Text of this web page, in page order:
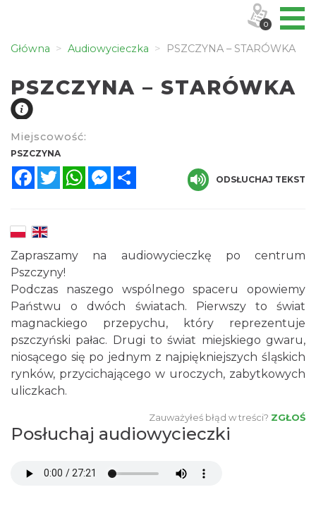
Główna Audiowycieczka PSZCZYNA – STARÓWKA
PSZCZYNA – STARÓWKA
Miejscowość:
PSZCZYNA
FacebookTwitterWhatsAppMessenger
ODSŁUCHAJ TEKST
Zapraszamy na audiowycieczkę po centrum
Pszczyny!
Podczas naszego wspólnego spaceru opowiemy
Państwu o dwóch światach. Pierwszy to świat
magnackiego przepychu, który reprezentuje
pszczyński pałac. Drugi to świat miejskiego gwaru,
niosącego się po jednym z najpiękniejszych śląskich
rynków, przycichającego w uroczych, zabytkowych
uliczkach.
Zauważyłeś błąd w treści? ZGŁOŚ
Posłuchaj audiowycieczki
0